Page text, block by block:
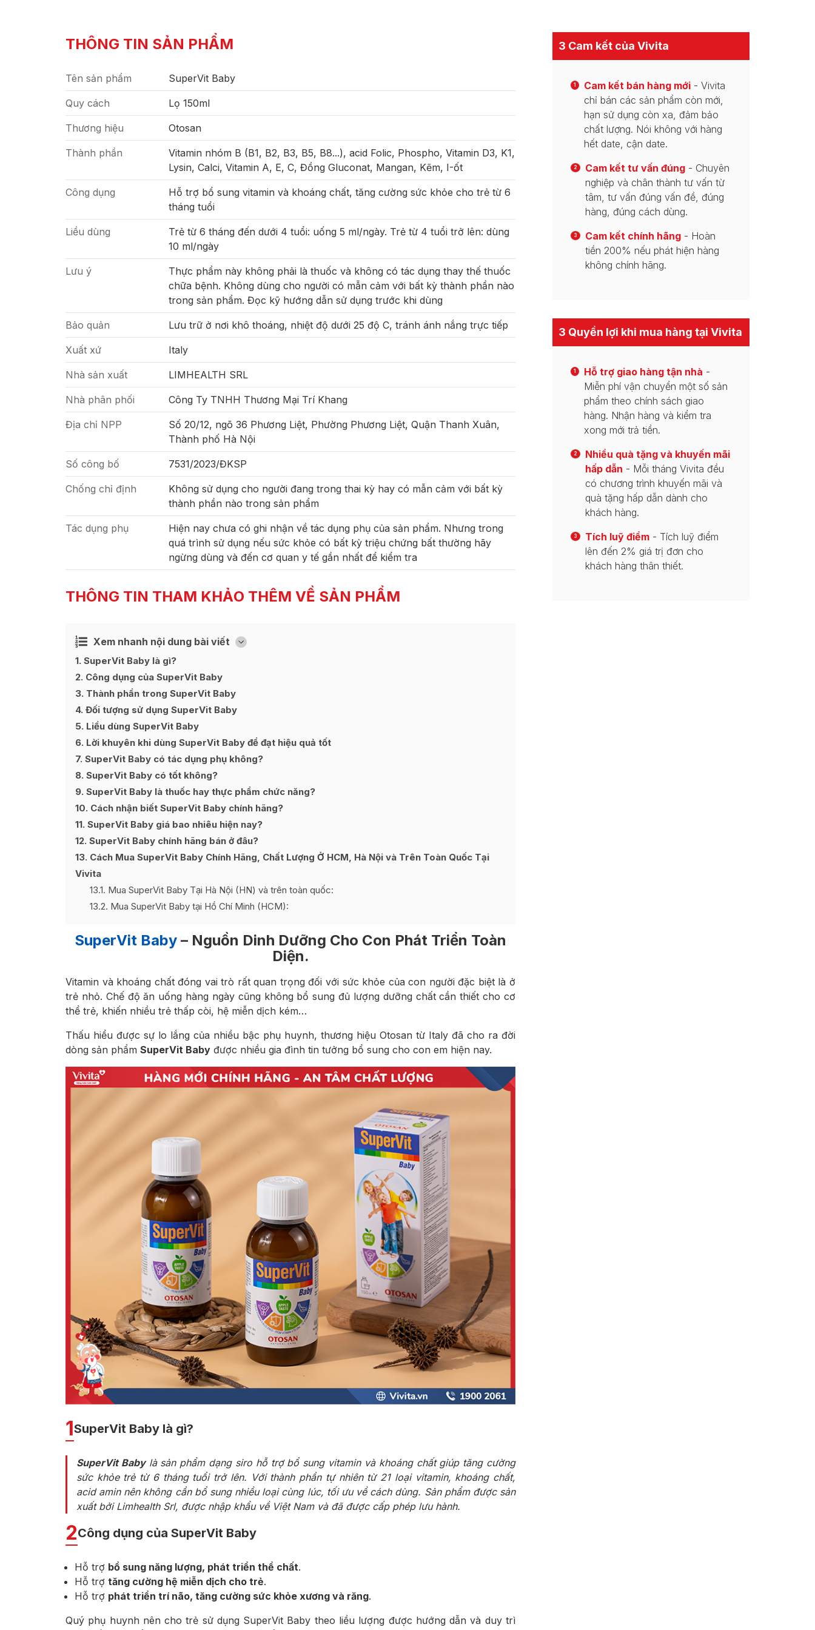
THÔNG TIN SẢN PHẨM
Tên sản phẩm SuperVit Baby
Quy cách Lọ 150ml
Thương hiệu Otosan
Thành phần
Vitamin nhóm B (B1, B2, B3, B5, B8...), acid Folic, Phospho, Vitamin D3, K1,
Lysin, Calci, Vitamin A, E, C, Đồng Gluconat, Mangan, Kẽm, I-ốt
Công dụng
Hỗ trợ bổ sung vitamin và khoáng chất, tăng cường sức khỏe cho trẻ từ 6
tháng tuổi
Liều dùng
Trẻ từ 6 tháng đến dưới 4 tuổi: uống 5 ml/ngày. Trẻ từ 4 tuổi trở lên: dùng
10 ml/ngày
Lưu ý
Thực phẩm này không phải là thuốc và không có tác dụng thay thế thuốc
chữa bệnh. Không dùng cho người có mẫn cảm với bất kỳ thành phần nào
trong sản phẩm. Đọc kỹ hướng dẫn sử dụng trước khi dùng
Bảo quản Lưu trữ ở nơi khô thoáng, nhiệt độ dưới 25 độ C, tránh ánh nắng trực tiếp
Xuất xứ Italy
Nhà sản xuất LIMHEALTH SRL
Nhà phân phối Công Ty TNHH Thương Mại Trí Khang
Địa chỉ NPP
Số 20/12, ngõ 36 Phương Liệt, Phường Phương Liệt, Quận Thanh Xuân,
Thành phố Hà Nội
Số công bố 7531/2023/ĐKSP
Chống chỉ định
Không sử dụng cho người đang trong thai kỳ hay có mẫn cảm với bất kỳ
thành phần nào trong sản phẩm
Tác dụng phụ
Hiện nay chưa có ghi nhận về tác dụng phụ của sản phẩm. Nhưng trong
quá trình sử dụng nếu sức khỏe có bất kỳ triệu chứng bất thường hãy
ngừng dùng và đến cơ quan y tế gần nhất để kiểm tra
THÔNG TIN THAM KHẢO THÊM VỀ SẢN PHẨM
Xem nhanh nội dung bài viết [
Ẩn
1 SuperVit Baby là gì?
2 Công dụng của SuperVit Baby
3 Thành phần trong SuperVit Baby
4 Đối tượng sử dụng SuperVit Baby
5 Liều dùng SuperVit Baby
6 Lời khuyên khi dùng SuperVit Baby để đạt hiệu quả tốt
7 SuperVit Baby có tác dụng phụ không?
8 SuperVit Baby có tốt không?
9 SuperVit Baby là thuốc hay thực phẩm chức năng?
10 Cách nhận biết SuperVit Baby chính hãng?
11 SuperVit Baby giá bao nhiêu hiện nay?
12 SuperVit Baby chính hãng bán ở đâu?
13 Cách Mua SuperVit Baby Chính Hãng, Chất Lượng Ở HCM, Hà Nội và Trên Toàn Quốc Tại
Vivita
13.1 Mua SuperVit Baby Tại Hà Nội (HN) và trên toàn quốc:
13.2 Mua SuperVit Baby tại Hồ Chí Minh (HCM):
SuperVit Baby – Nguồn Dinh Dưỡng Cho Con Phát Triển Toàn
Diện.
Vitamin và khoáng chất đóng vai trò rất quan trọng đối với sức khỏe của con người đặc biệt là ở
trẻ nhỏ. Chế độ ăn uống hàng ngày cũng không bổ sung đủ lượng dưỡng chất cần thiết cho cơ
thể trẻ, khiến nhiều trẻ thấp còi, hệ miễn dịch kém…
Thấu hiểu được sự lo lắng của nhiều bậc phụ huynh, thương hiệu Otosan từ Italy đã cho ra đời
dòng sản phẩm SuperVit Baby được nhiều gia đình tin tưởng bổ sung cho con em hiện nay.
1SuperVit Baby là gì?
SuperVit Babylà sản phẩm dạng siro hỗ trợ bổ sung vitamin và khoáng chất giúp tăng cường
sức khỏe trẻ từ 6 tháng tuổi trở lên. Với thành phần tự nhiên từ 21 loại vitamin, khoáng chất,
acid amin nên không cần bổ sung nhiều loại cùng lúc, tối ưu về cách dùng. Sản phẩm được sản
xuất bởi Limhealth Srl, được nhập khẩu về Việt Nam và đã được cấp phép lưu hành.
2Công dụng của SuperVit Baby
Hỗ trợ bổ sung năng lượng, phát triển thể chất.
Hỗ trợ tăng cường hệ miễn dịch cho trẻ.
Hỗ trợ phát triển trí não, tăng cường sức khỏe xương và răng.
Quý phụ huynh nên cho trẻ sử dụng SuperVit Baby theo liều lượng được hướng dẫn và duy trì
3 Cam kết của Vivita
1 Cam kết bán hàng mới - Vivita
chỉ bán các sản phẩm còn mới,
hạn sử dụng còn xa, đảm bảo
chất lượng. Nói không với hàng
hết date, cận date.
2 Cam kết tư vấn đúng - Chuyên
nghiệp và chân thành tư vấn từ
tâm, tư vấn đúng vấn đề, đúng
hàng, đúng cách dùng.
3 Cam kết chính hãng - Hoàn
tiền 200% nếu phát hiện hàng
không chính hãng.
3 Quyền lợi khi mua hàng tại Vivita
1 Hỗ trợ giao hàng tận nhà -
Miễn phí vận chuyển một số sản
phẩm theo chính sách giao
hàng. Nhận hàng và kiểm tra
xong mới trả tiền.
2
Nhiều quà tặng và khuyến mãi
hấp dẫn - Mỗi tháng Vivita đều
có chương trình khuyến mãi và
quà tặng hấp dẫn dành cho
khách hàng.
3 Tích luỹ điểm - Tích luỹ điểm
lên đến 2% giá trị đơn cho
khách hàng thân thiết.